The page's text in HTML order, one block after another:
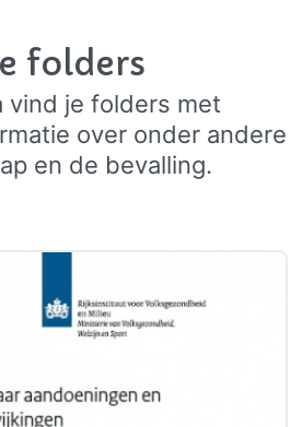
folders
vind je folders met
over onder andere
en de bevalling.